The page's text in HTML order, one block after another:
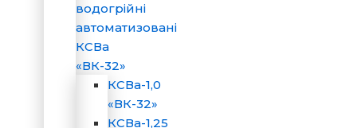
водогрійні
автоматизовані
КСВа
«ВК-32»
КСВа-1,0
«ВК-32»
КСВа-1,25